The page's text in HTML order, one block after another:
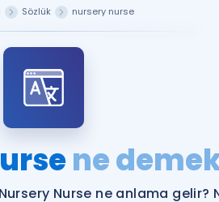
Ücretsiz
YDS ve YÖKDİL
Sözlük nursery nurse
ne
Nurse ne anlama gelir?